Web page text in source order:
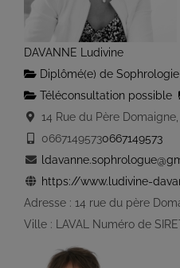
DAVANNE Ludivine
Diplômé(e) de
Téléconsultation possible
14 Rue du Père
06671495730667149573
https://www.ludivine-
Adresse : 14 rue du père
Ville : LAVAL Numéro de